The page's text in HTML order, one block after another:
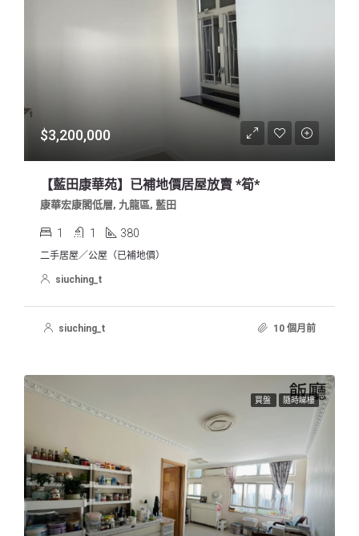
$3,200,000
【藍田康華苑】已補地價居屋放賣 *筍*
康華宏康閣低層, 九龍區, 藍田
1 1 380
二手居屋／公屋（已補地價）
siuching_t
siuching_t 10 個月前
買盤 隨時睇樓